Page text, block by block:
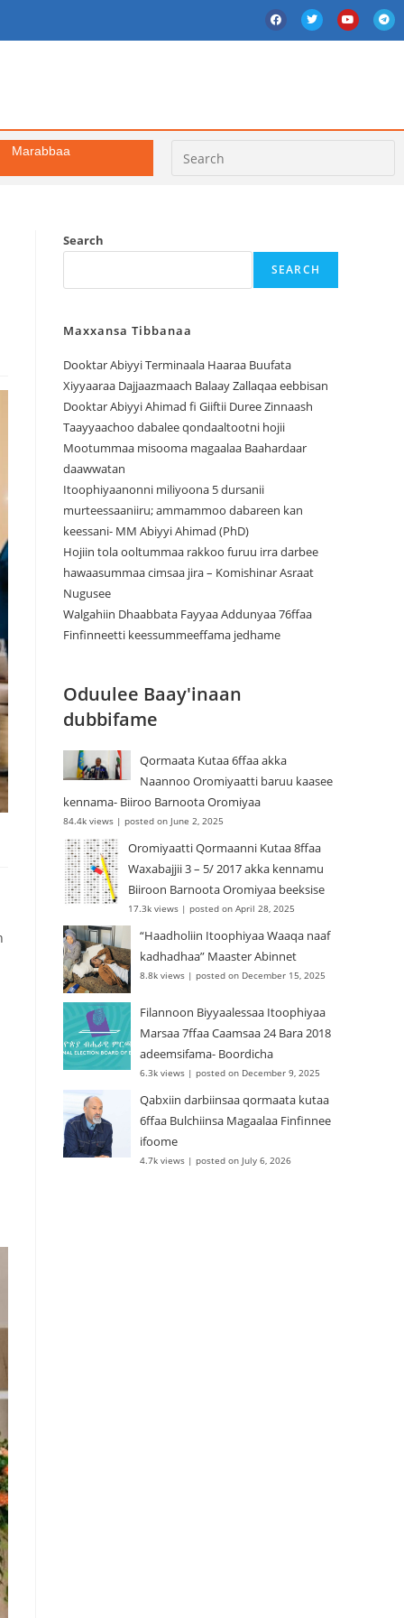
Marabbaa
Search
SEARCH
Maxxansa Tibbanaa
Dooktar Abiyyi Terminaala Haaraa Buufata
Xiyyaaraa Dajjaazmaach Balaay Zallaqaa eebbisan
Dooktar Abiyyi Ahimad fi Giiftii Duree Zinnaash
Taayyaachoo dabalee qondaaltootni hojii
Mootummaa misooma magaalaa Baahardaar
daawwatan
Itoophiyaanonni miliyoona 5 dursanii
murteessaaniiru; ammammoo dabareen kan
keessani- MM Abiyyi Ahimad (PhD)
Hojiin tola ooltummaa rakkoo furuu irra darbee
hawaasummaa cimsaa jira – Komishinar Asraat
Nugusee
Walgahiin Dhaabbata Fayyaa Addunyaa 76ffaa
Finfinneetti keessummeeffama jedhame
Oduulee Baay'inaan
dubbifame
Qormaata Kutaa 6ffaa akka
Naannoo Oromiyaatti baruu kaasee
kennama- Biiroo Barnoota Oromiyaa
84.4k views | posted on June 2, 2025
Oromiyaatti Qormaanni Kutaa 8ffaa
Waxabajjii 3 – 5/ 2017 akka kennamu
Biiroon Barnoota Oromiyaa beeksise
17.3k views | posted on April 28, 2025
“Haadholiin Itoophiyaa Waaqa naaf
kadhadhaa” Maaster Abinnet
8.8k views | posted on December 15, 2025
Filannoon Biyyaalessaa Itoophiyaa
Marsaa 7ffaa Caamsaa 24 Bara 2018
adeemsifama- Boordicha
6.3k views | posted on December 9, 2025
Qabxiin darbiinsaa qormaata kutaa
6ffaa Bulchiinsa Magaalaa Finfinnee
ifoome
4.7k views | posted on July 6, 2026